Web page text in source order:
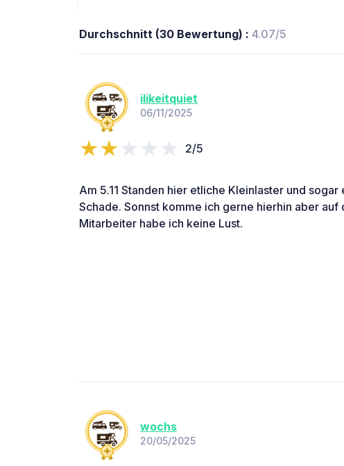
Durchschnitt (30 Bewertung) : 4.07/5
ilikeitquiet
06/11/2025
2/5
Am 5.11 Standen hier etliche Kleinlaster und sogar
Schade. Sonnst komme ich gerne hierhin aber auf
Mitarbeiter habe ich keine Lust.
wochs
20/05/2025